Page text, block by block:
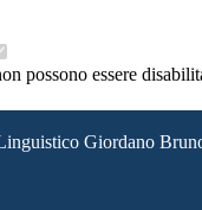
possono essere
Giordano